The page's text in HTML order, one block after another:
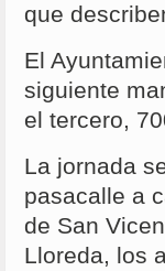
que
El
siguiente
el tercero,
La jornada
pasacalle a
de San
Lloreda, los